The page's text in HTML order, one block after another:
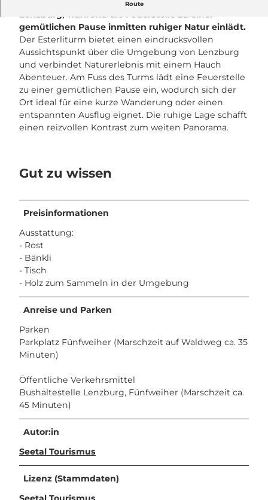
Route
Lenzburg, während die Feuerstelle zu einer
gemütlichen Pause inmitten ruhiger Natur einlädt.
Der Esterliturm bietet einen eindrucksvollen
Aussichtspunkt über die Umgebung von Lenzburg
und verbindet Naturerlebnis mit einem Hauch
Abenteuer. Am Fuss des Turms lädt eine Feuerstelle
zu einer gemütlichen Pause ein, wodurch sich der
Ort ideal für eine kurze Wanderung oder einen
entspannten Ausflug eignet. Die ruhige Lage schafft
einen reizvollen Kontrast zum weiten Panorama.
Gut zu wissen
Preisinformationen
Ausstattung:
- Rost
- Bänkli
- Tisch
- Holz zum Sammeln in der Umgebung
Anreise und Parken
Parken
Parkplatz Fünfweiher (Marschzeit auf Waldweg ca. 35
Minuten)
Öffentliche Verkehrsmittel
Bushaltestelle Lenzburg, Fünfweiher (Marschzeit ca.
45 Minuten)
Autor:in
Seetal Tourismus
Lizenz (Stammdaten)